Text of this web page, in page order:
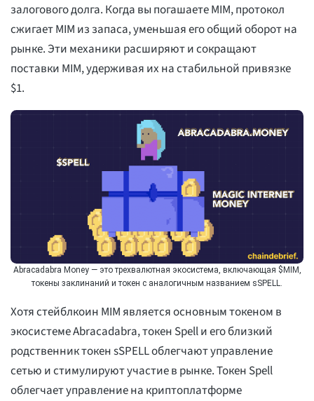
залогового долга. Когда вы погашаете MIM, протокол
сжигает MIM из запаса, уменьшая его общий оборот на
рынке. Эти механики расширяют и сокращают
поставки MIM, удерживая их на стабильной привязке
$1.
Abracadabra Money — это трехвалютная экосистема, включающая $MIM,
токены заклинаний и токен с аналогичным названием sSPELL.
Хотя стейблкоин MIM является основным токеном в
экосистеме Abracadabra, токен Spell и его близкий
родственник токен sSPELL облегчают управление
сетью и стимулируют участие в рынке. Токен Spell
облегчает управление на криптоплатформе